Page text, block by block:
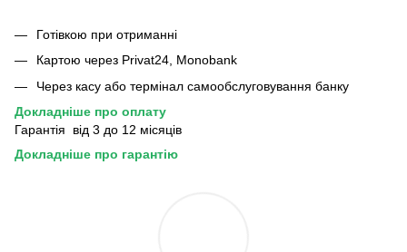
Готівкою при отриманні
Картою через Privat24, Monobank
Через касу або термінал самообслуговування банку
Докладніше про оплату
Гарантія від 3 до 12 місяців
Докладніше про гарантію